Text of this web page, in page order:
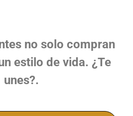
no solo compran
estilo de vida. ¿Te
unes?.